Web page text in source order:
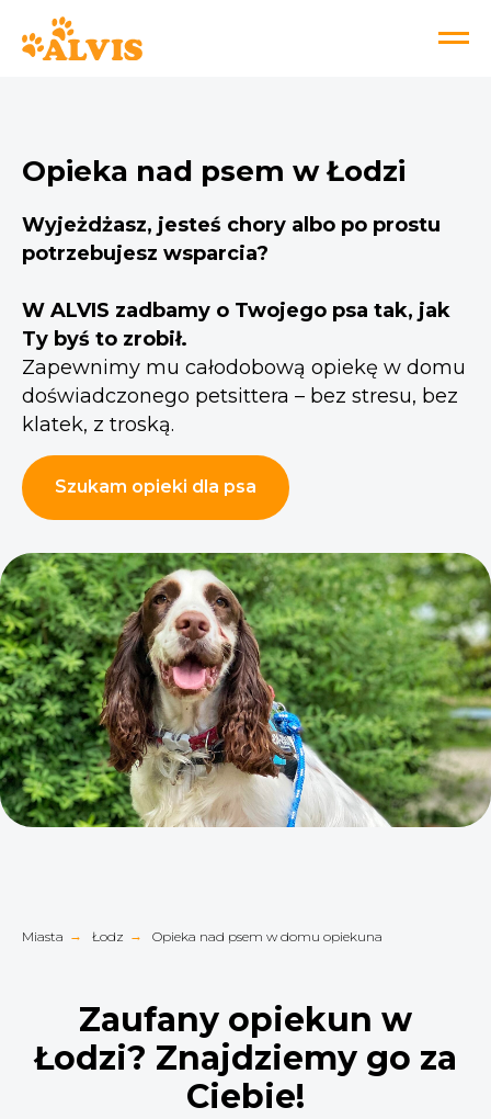
Opieka nad psem w Łodzi
Wyjeżdżasz, jesteś chory albo po prostu
potrzebujesz wsparcia?
W ALVIS zadbamy o Twojego psa tak, jak
Ty byś to zrobił.
Zapewnimy mu całodobową opiekę w domu
doświadczonego petsittera – bez stresu, bez
klatek, z troską.
Szukam opieki dla psa
Miasta → Łodz → Opieka nad psem w domu opiekuna
Zaufany opiekun w
Łodzi? Znajdziemy go za
Ciebie!